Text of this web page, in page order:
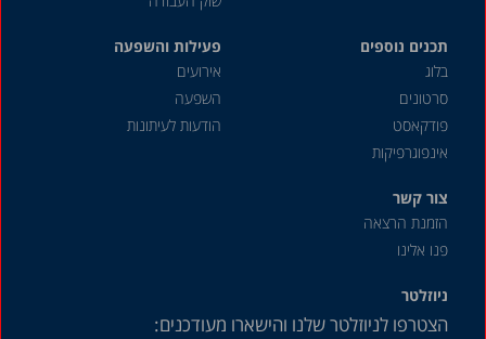
תכנים נוספים
בלוג
סרטונים
פודקאסט
אינפוגרפיקות
פעילות והשפעה
אירועים
השפעה
הודעות לעיתונות
צור קשר
הזמנת הרצאה
פנו אלינו
ניוזלטר
הצטרפו לניוזלטר שלנו והישארו מעודכנים: